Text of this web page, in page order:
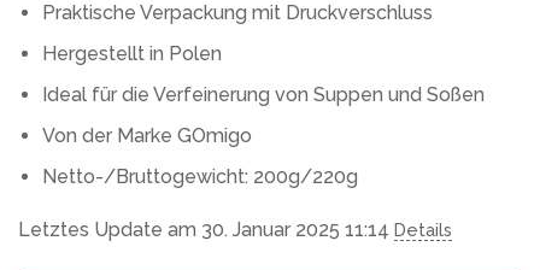
Praktische Verpackung mit Druckverschluss
Hergestellt in Polen
Ideal für die Verfeinerung von Suppen und Soßen
Von der Marke GOmigo
Netto-/Bruttogewicht: 200g/220g
Letztes Update am 30. Januar 2025 11:14 Details